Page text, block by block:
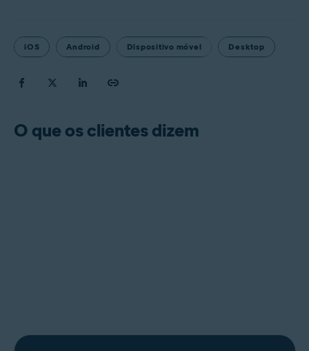
iOS Android Dispositivo móvel Desktop
O que os clientes dizem